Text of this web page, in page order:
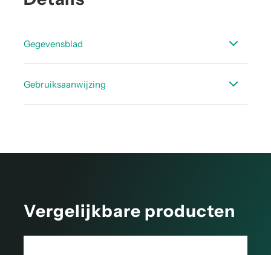
Gegevensblad
Gebruiksaanwijzing
Vergelijkbare producten